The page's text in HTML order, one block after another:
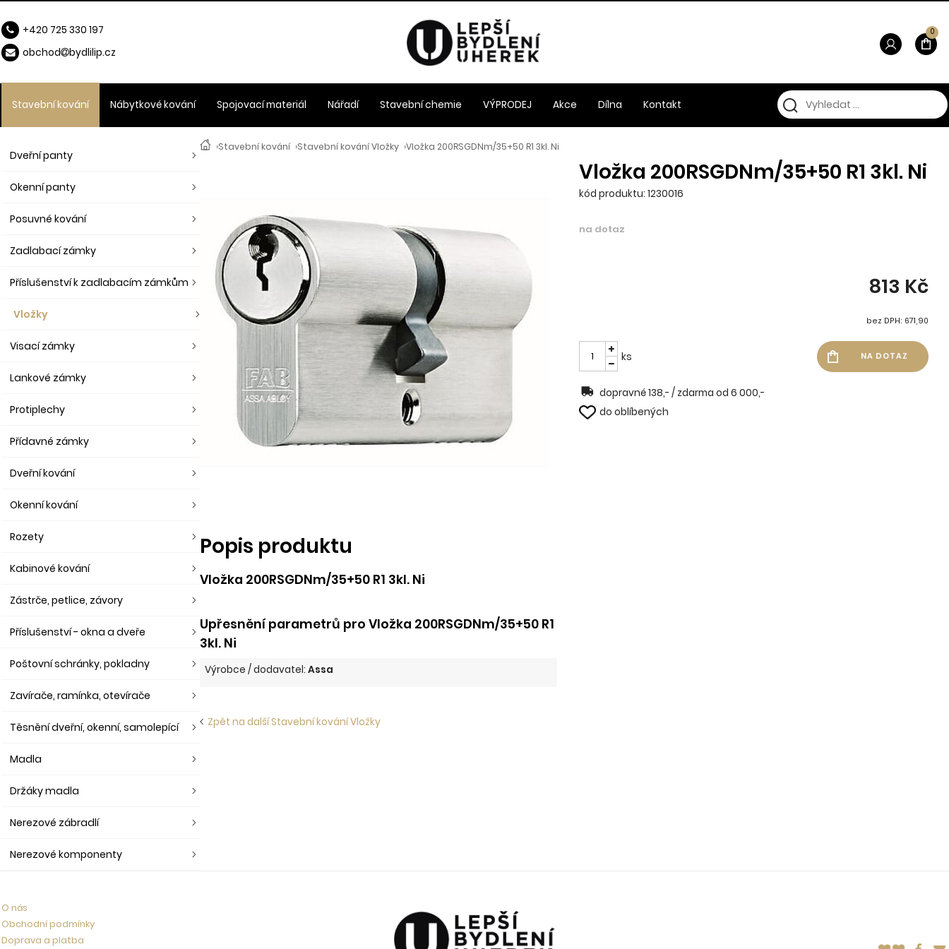
›Stavební kování ›Stavební kování Vložky ›Vložka 200RSGDNm/35+50 R1 3kl. Ni
Vložka 200RSGDNm/35+50 R1 3kl. Ni
kód produktu: 1230016
na dotaz
813 Kč
bez DPH: 671,90
ks
dopravné 138,- / zdarma od 6 000,-
do oblíbených
Popis produktu
Vložka 200RSGDNm/35+50 R1 3kl. Ni
Upřesnění parametrů pro Vložka 200RSGDNm/35+50 R1
3kl. Ni
Výrobce / dodavatel:Assa
Zpět na další Stavební kování Vložky
Dveřní panty
Okenní panty
Posuvné kování
Zadlabací zámky
Příslušenství k zadlabacím zámkům
Vložky
Visací zámky
Lankové zámky
Protiplechy
Přídavné zámky
Dveřní kování
Okenní kování
Rozety
Kabinové kování
Zástrče, petlice, závory
Příslušenství - okna a dveře
Poštovní schránky, pokladny
Zavírače, ramínka, otevírače
Těsnění dveřní, okenní, samolepící
Madla
Držáky madla
Nerezové zábradlí
Nerezové komponenty
Stavební kování Nábytkové kování Spojovací materiál Nářadí Stavební chemie VÝPRODEJ Akce Dílna Kontakt
0
+420 725 330 197
obchod
bydlilip.cz
O nás
Obchodní podmínky
Doprava a platba